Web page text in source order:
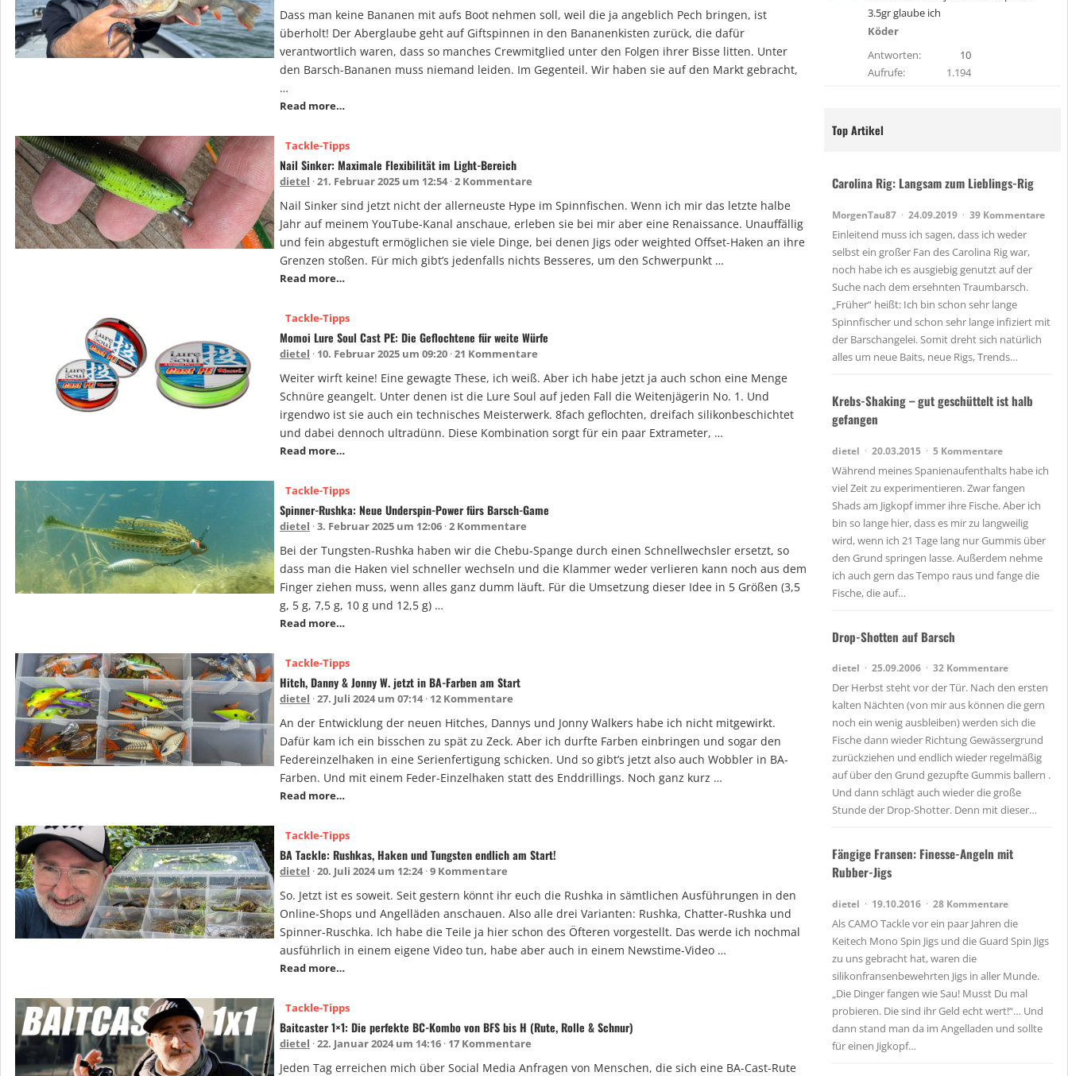
Dass man keine Bananen mit aufs Boot nehmen soll, weil die ja angeblich Pech bringen, ist
überholt! Der Aberglaube geht auf Giftspinnen in den Bananenkisten zurück, die dafür
verantwortlich waren, dass so manches Crewmitglied unter den Folgen ihrer Bisse litten. Unter
den Barsch-Bananen muss niemand leiden. Im Gegenteil. Wir haben sie auf den Markt gebracht,
…
Read more…
Tackle-Tipps
Nail Sinker: Maximale Flexibilität im Light-Bereich
dietel 21. Februar 2025 um 12:54 2 Kommentare
Nail Sinker sind jetzt nicht der allerneuste Hype im Spinnfischen. Wenn ich mir das letzte halbe
Jahr auf meinem YouTube-Kanal anschaue, erleben sie bei mir aber eine Renaissance. Unauffällig
und fein abgestuft ermöglichen sie viele Dinge, bei denen Jigs oder weighted Offset-Haken an ihre
Grenzen stoßen. Für mich gibt’s jedenfalls nichts Besseres, um den Schwerpunkt …
Read more…
Tackle-Tipps
Momoi Lure Soul Cast PE: Die Geflochtene für weite Würfe
dietel 10. Februar 2025 um 09:20 21 Kommentare
Weiter wirft keine! Eine gewagte These, ich weiß. Aber ich habe jetzt ja auch schon eine Menge
Schnüre geangelt. Unter denen ist die Lure Soul auf jeden Fall die Weitenjägerin No. 1. Und
irgendwo ist sie auch ein technisches Meisterwerk. 8fach geflochten, dreifach silikonbeschichtet
und dabei dennoch ultradünn. Diese Kombination sorgt für ein paar Extrameter, …
Read more…
Tackle-Tipps
Spinner-Rushka: Neue Underspin-Power fürs Barsch-Game
dietel 3. Februar 2025 um 12:06 2 Kommentare
Bei der Tungsten-Rushka haben wir die Chebu-Spange durch einen Schnellwechsler ersetzt, so
dass man die Haken viel schneller wechseln und die Klammer weder verlieren kann noch aus dem
Finger ziehen muss, wenn alles ganz dumm läuft. Für die Umsetzung dieser Idee in 5 Größen (3,5
g, 5 g, 7,5 g, 10 g und 12,5 g) …
Read more…
Tackle-Tipps
Hitch, Danny & Jonny W. jetzt in BA-Farben am Start
dietel 27. Juli 2024 um 07:14 12 Kommentare
An der Entwicklung der neuen Hitches, Dannys und Jonny Walkers habe ich nicht mitgewirkt.
Dafür kam ich ein bisschen zu spät zu Zeck. Aber ich durfte Farben einbringen und sogar den
Federeinzelhaken in eine Serienfertigung schicken. Und so gibt’s jetzt also auch Wobbler in BA-
Farben. Und mit einem Feder-Einzelhaken statt des Enddrillings. Noch ganz kurz …
Read more…
Tackle-Tipps
BA Tackle: Rushkas, Haken und Tungsten endlich am Start!
dietel 20. Juli 2024 um 12:24 9 Kommentare
So. Jetzt ist es soweit. Seit gestern könnt ihr euch die Rushka in sämtlichen Ausführungen in den
Online-Shops und Angelläden anschauen. Also alle drei Varianten: Rushka, Chatter-Rushka und
Spinner-Ruschka. Ich habe die Teile ja hier schon des Öfteren vorgestellt. Das werde ich nochmal
ausführlich in einem eigene Video tun, habe aber auch in einem Newstime-Video …
Read more…
Tackle-Tipps
Baitcaster 1×1: Die perfekte BC-Kombo von BFS bis H (Rute, Rolle & Schnur)
dietel 22. Januar 2024 um 14:16 17 Kommentare
Jeden Tag erreichen mich über Social Media Anfragen von Menschen, die sich eine BA-Cast-Rute
3.5gr glaube ich
Köder
Antworten
10
Aufrufe
1.194
Top Artikel
Carolina Rig: Langsam zum Lieblings-Rig
MorgenTau87 24.09.2019 39 Kommentare
Einleitend muss ich sagen, dass ich weder
selbst ein großer Fan des Carolina Rig war,
noch habe ich es ausgiebig genutzt auf der
Suche nach dem ersehnten Traumbarsch.
„Früher“ heißt: Ich bin schon sehr lange
Spinnfischer und schon sehr lange infiziert mit
der Barschangelei. Somit dreht sich natürlich
alles um neue Baits, neue Rigs, Trends…
Krebs-Shaking – gut geschüttelt ist halb
gefangen
dietel 20.03.2015 5 Kommentare
Während meines Spanienaufenthalts habe ich
viel Zeit zu experimentieren. Zwar fangen
Shads am Jigkopf immer ihre Fische. Aber ich
bin so lange hier, dass es mir zu langweilig
wird, wenn ich 21 Tage lang nur Gummis über
den Grund springen lasse. Außerdem nehme
ich auch gern das Tempo raus und fange die
Fische, die auf…
Drop-Shotten auf Barsch
dietel 25.09.2006 32 Kommentare
Der Herbst steht vor der Tür. Nach den ersten
kalten Nächten (von mir aus können die gern
noch ein wenig ausbleiben) werden sich die
Fische dann wieder Richtung Gewässergrund
zurückziehen und endlich wieder regelmäßig
auf über den Grund gezupfte Gummis ballern .
Und dann schlägt auch wieder die große
Stunde der Drop-Shotter. Denn mit dieser…
Fängige Fransen: Finesse-Angeln mit
Rubber-Jigs
dietel 19.10.2016 28 Kommentare
Als CAMO Tackle vor ein paar Jahren die
Keitech Mono Spin Jigs und die Guard Spin Jigs
zu uns gebracht hat, waren die
silikonfransenbewehrten Jigs in aller Munde.
„Die Dinger fangen wie Sau! Musst Du mal
probieren. Die sind ihr Geld echt wert!“… Und
dann stand man da im Angelladen und sollte
für einen Jigkopf…